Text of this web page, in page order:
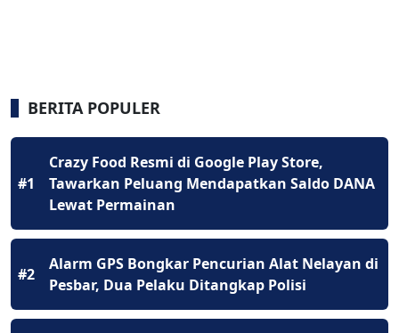
BERITA POPULER
#1
Crazy Food Resmi di Google Play Store,
Tawarkan Peluang Mendapatkan Saldo DANA
Lewat Permainan
#2
Alarm GPS Bongkar Pencurian Alat Nelayan di
Pesbar, Dua Pelaku Ditangkap Polisi